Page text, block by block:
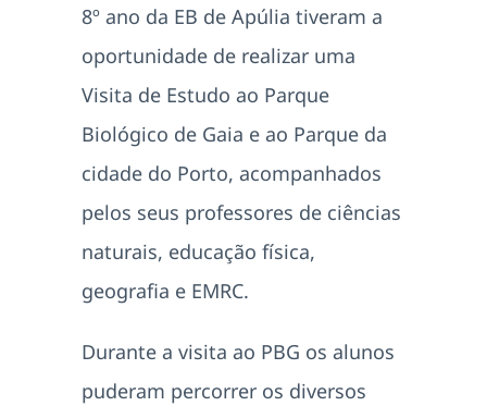
8º ano da EB de Apúlia tiveram a
oportunidade de realizar uma
Visita de Estudo ao Parque
Biológico de Gaia e ao Parque da
cidade do Porto, acompanhados
pelos seus professores de ciências
naturais, educação física,
geografia e EMRC.
Durante a visita ao PBG os alunos
puderam percorrer os diversos